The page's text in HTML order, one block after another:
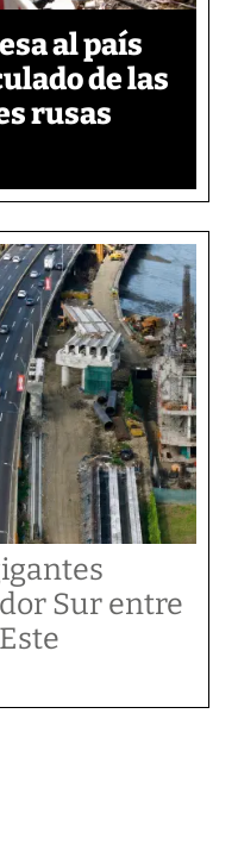
al país
de las
rusas
Sur entre